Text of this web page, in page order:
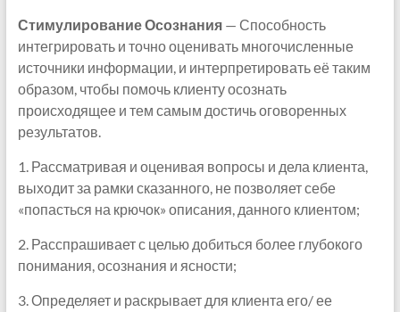
Стимулирование Осознания— Способность
интегрировать и точно оценивать многочисленные
источники информации, и интерпретировать её таким
образом, чтобы помочь клиенту осознать
происходящее и тем самым достичь оговоренных
результатов.
1. Рассматривая и оценивая вопросы и дела клиента,
выходит за рамки сказанного, не позволяет себе
«попасться на крючок» описания, данного клиентом;
2. Расспрашивает с целью добиться более глубокого
понимания, осознания и ясности;
3. Определяет и раскрывает для клиента его/ ее